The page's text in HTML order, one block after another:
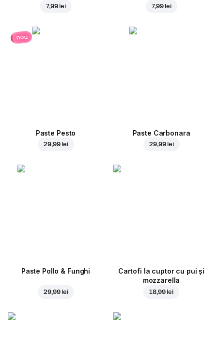
7,99 lei 7,99 lei
nou
Paste Pesto
29,99 lei
Paste Carbonara
29,99 lei
Paste Pollo & Funghi
29,99 lei
Cartofi la cuptor cu pui și
mozzarella
18,99 lei